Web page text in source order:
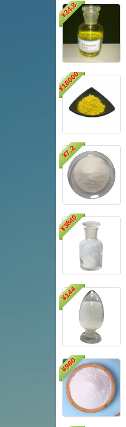
¥
34.8
¥
18000
¥
7.2
¥
3840
¥
144
¥
960